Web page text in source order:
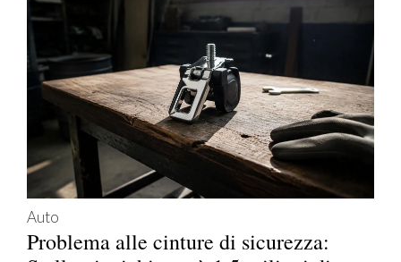
Auto
Problema alle cinture di sicurezza: